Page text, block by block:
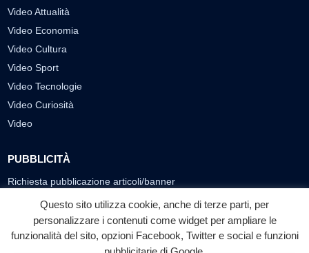
Video Attualità
Video Economia
Video Cultura
Video Sport
Video Tecnologie
Video Curiosità
Video
PUBBLICITÀ
Richiesta pubblicazione articoli/banner
SEGUICI SUI SOCIAL
f ◎ ▶
Questo sito utilizza cookie, anche di terze parti, per
personalizzare i contenuti come widget per ampliare le
funzionalità del sito, opzioni Facebook, Twitter e social e funzioni